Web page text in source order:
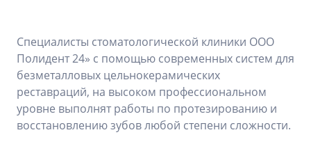
Специалисты стоматологической клиники ООО
Полидент 24» с помощью современных систем для
безметалловых цельнокерамических
реставраций, на высоком профессиональном
уровне выполнят работы по протезированию и
восстановлению зубов любой степени сложности.